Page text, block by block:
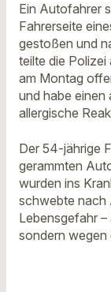
Ein Autofahrer
Fahrerseite
gestoßen und
teilte die Polizei
am Montag
und habe
allergische
Der 54-jährige
gerammten
wurden ins
schwebte nach
Lebensgefahr –
sondern